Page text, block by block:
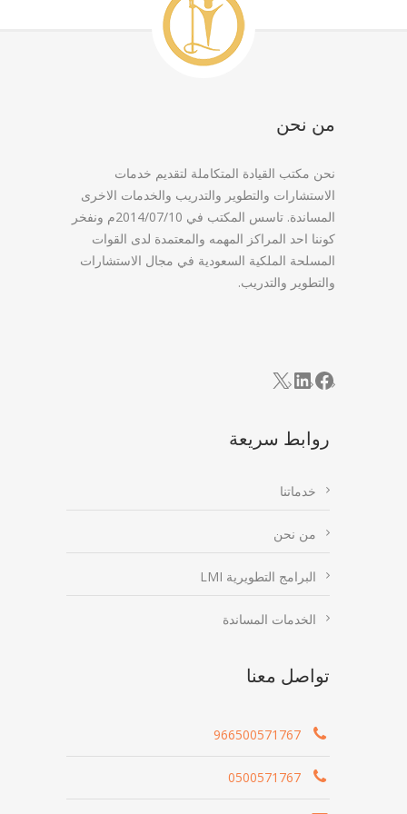
من نحن
نحن مكتب القيادة المتكاملة لتقديم خدمات
الاستشارات والتطوير والتدريب والخدمات الاخرى
المساندة. تاسس المكتب في 2014/07/10م ونفخر
كوننا احد المراكز المهمه والمعتمدة لدى القوات
المسلحة الملكية السعودية في مجال الاستشارات
والتطوير والتدريب.
Facebook
LinkedIn
X
روابط سريعة
خدماتنا
من نحن
البرامج التطويرية LMI
الخدمات المساندة
تواصل معنا
966500571767
0500571767